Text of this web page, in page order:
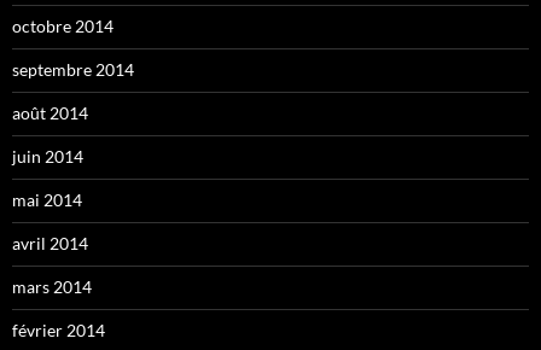
octobre 2014
septembre 2014
août 2014
juin 2014
mai 2014
avril 2014
mars 2014
février 2014